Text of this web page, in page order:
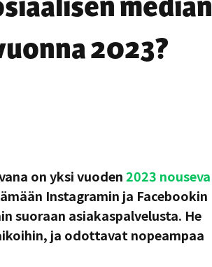
2023?
on yksi vuoden2023 nouseva
Instagramin ja Facebookin
suoraan asiakaspalvelusta. He
ja odottavat nopeampaa